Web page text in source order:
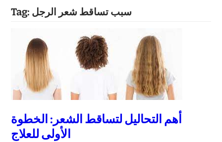
Tag: سبب تساقط شعر الرجل
أهم التحاليل لتساقط الشعر: الخطوة
الأولى للعلاج